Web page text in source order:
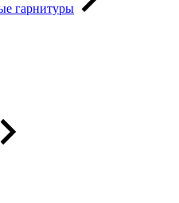
гарнитуры